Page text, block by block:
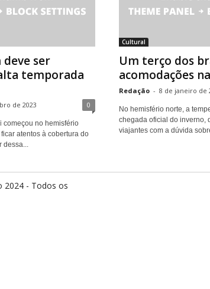
ser
temporada
de 2023 0
começou no hemisfério
atentos à cobertura do
Cultural
Um terço dos
acomodações
Redação - 8 de janeiro de
No hemisfério norte, a
chegada oficial do inverno,
viajantes com a dúvida
2024 - Todos os